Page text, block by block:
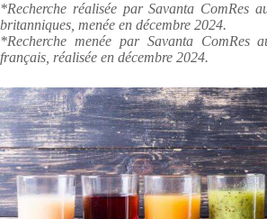
*Recherche réalisée par Savanta ComRes
britanniques, menée en décembre 2024.
*Recherche menée par Savanta ComRes
français, réalisée en décembre 2024.